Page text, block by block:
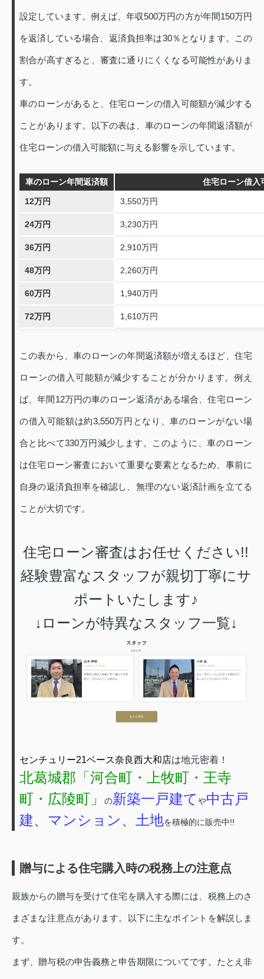
設定しています。例えば、年収500万円の方が年間150万円
を返済している場合、返済負担率は30％となります。この
割合が高すぎると、審査に通りにくくなる可能性がありま
す。
車のローンがあると、住宅ローンの借入可能額が減少する
ことがあります。以下の表は、車のローンの年間返済額が
住宅ローンの借入可能額に与える影響を示しています。
車のローン年間返済額 住宅ローン借入
12万円 3,550万円
24万円 3,230万円
36万円 2,910万円
48万円 2,260万円
60万円 1,940万円
72万円 1,610万円
この表から、車のローンの年間返済額が増えるほど、住宅
ローンの借入可能額が減少することが分かります。例え
ば、年間12万円の車のローン返済がある場合、住宅ローン
の借入可能額は約3,550万円となり、車のローンがない場
合と比べて330万円減少します。このように、車のローン
は住宅ローン審査において重要な要素となるため、事前に
自身の返済負担率を確認し、無理のない返済計画を立てる
ことが大切です。
住宅ローン審査はお任せください!!
経験豊富なスタッフが親切丁寧にサ
ポートいたします♪
↓ローンが特異なスタッフ一覧↓
センチュリー21ベース奈良西大和店は地元密着！
北葛城郡「河合町・上牧町・王寺
町・広陵町」
の新築一戸建て や中古戸
建、マンション、土地を積極的に販売中!!
贈与による住宅購入時の税務上の注意点
親族からの贈与を受けて住宅を購入する際には、税務上のさ
まざまな注意点があります。以下に主なポイントを解説しま
す。
まず、贈与税の申告義務と申告期限についてです。たとえ非